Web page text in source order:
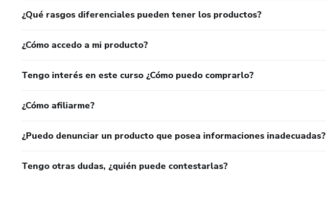
¿Qué rasgos diferenciales pueden tener los productos?
¿Cómo accedo a mi producto?
Tengo interés en este curso ¿Cómo puedo comprarlo?
¿Cómo afiliarme?
¿Puedo denunciar un producto que posea informaciones inadecuadas?
Tengo otras dudas, ¿quién puede contestarlas?